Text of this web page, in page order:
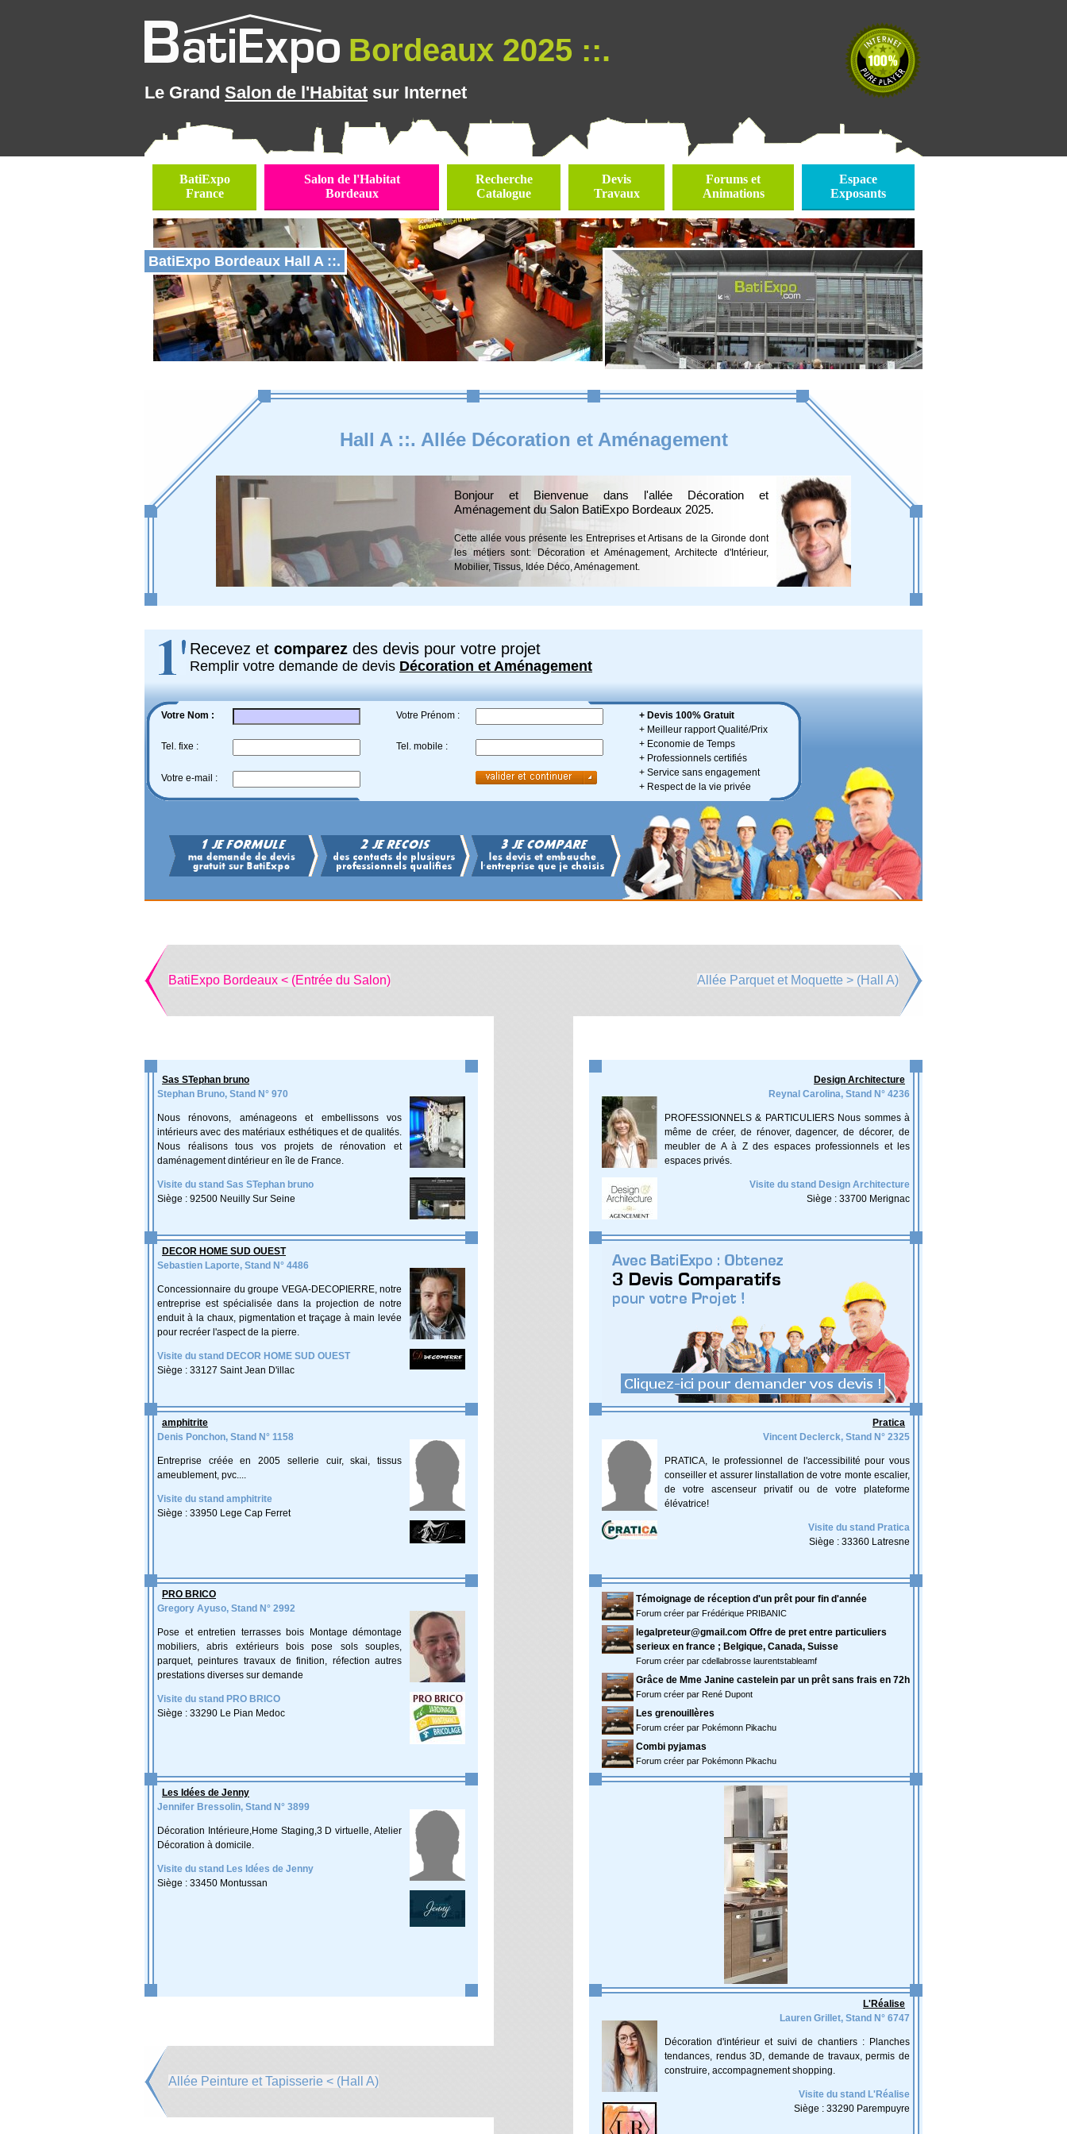
Bordeaux 2025 ::.
Le Grand Salon de l'Habitat sur Internet
BatiExpo
France
Salon de l'Habitat
Bordeaux
Recherche
Catalogue
Devis
Travaux
Forums et
Animations
Espace
Exposants
BatiExpo Bordeaux Hall A ::.
Hall A ::. Allée Décoration et Aménagement
Bonjour et Bienvenue dans l'allée Décoration et
Aménagement du Salon BatiExpo Bordeaux 2025.
Cette allée vous présente les Entreprises et Artisans de la Gironde dont
les métiers sont: Décoration et Aménagement, Architecte d'Intérieur,
Mobilier, Tissus, Idée Déco, Aménagement.
Recevez et comparez des devis pour votre projet
Remplir votre demande de devis Décoration et Aménagement
Votre Nom : Votre Prénom :
+ Devis 100% Gratuit
+ Meilleur rapport Qualité/Prix
+ Economie de Temps
+ Professionnels certifiés
+ Service sans engagement
+ Respect de la vie privée
Tel. fixe : Tel. mobile :
Votre e-mail :
BatiExpo Bordeaux < (Entrée du Salon) Allée Parquet et Moquette > (Hall A)
Sas STephan bruno
Stephan Bruno, Stand N° 970
Nous rénovons, aménageons et embellissons vos
intérieurs avec des matériaux esthétiques et de qualités.
Nous réalisons tous vos projets de rénovation et
daménagement dintérieur en île de France.
Visite du stand Sas STephan bruno
Siège : 92500 Neuilly Sur Seine
Design Architecture
Reynal Carolina, Stand N° 4236
PROFESSIONNELS & PARTICULIERS Nous sommes à
même de créer, de rénover, dagencer, de décorer, de
meubler de A à Z des espaces professionnels et les
espaces privés.
Visite du stand Design Architecture
Siège : 33700 Merignac
DECOR HOME SUD OUEST
Sebastien Laporte, Stand N° 4486
Concessionnaire du groupe VEGA-DECOPIERRE, notre
entreprise est spécialisée dans la projection de notre
enduit à la chaux, pigmentation et traçage à main levée
pour recréer l'aspect de la pierre.
Visite du stand DECOR HOME SUD OUEST
Siège : 33127 Saint Jean D'illac
amphitrite
Denis Ponchon, Stand N° 1158
Entreprise créée en 2005 sellerie cuir, skai, tissus
ameublement, pvc....
Visite du stand amphitrite
Siège : 33950 Lege Cap Ferret
Pratica
Vincent Declerck, Stand N° 2325
PRATICA, le professionnel de l'accessibilité pour vous
conseiller et assurer linstallation de votre monte escalier,
de votre ascenseur privatif ou de votre plateforme
élévatrice!
Visite du stand Pratica
Siège : 33360 Latresne
PRO BRICO
Gregory Ayuso, Stand N° 2992
Pose et entretien terrasses bois Montage démontage
mobiliers, abris extérieurs bois pose sols souples,
parquet, peintures travaux de finition, réfection autres
prestations diverses sur demande
Visite du stand PRO BRICO
Siège : 33290 Le Pian Medoc
Témoignage de réception d'un prêt pour fin d'année
Forum créer par Frédérique PRIBANIC
legalpreteur@gmail.com Offre de pret entre particuliers
serieux en france ; Belgique, Canada, Suisse
Forum créer par cdellabrosse laurentstableamf
Grâce de Mme Janine castelein par un prêt sans frais en 72h
Forum créer par René Dupont
Les grenouillères
Forum créer par Pokémonn Pikachu
Combi pyjamas
Forum créer par Pokémonn Pikachu
Les Idées de Jenny
Jennifer Bressolin, Stand N° 3899
Décoration Intérieure,Home Staging,3 D virtuelle, Atelier
Décoration à domicile.
Visite du stand Les Idées de Jenny
Siège : 33450 Montussan
Allée Peinture et Tapisserie < (Hall A)
L'Réalise
Lauren Grillet, Stand N° 6747
Décoration d'intérieur et suivi de chantiers : Planches
tendances, rendus 3D, demande de travaux, permis de
construire, accompagnement shopping.
Visite du stand L'Réalise
Siège : 33290 Parempuyre